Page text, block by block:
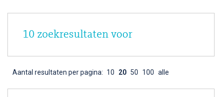
10 zoekresultaten voor
Aantal resultaten per pagina: 10 20 50 100 alle